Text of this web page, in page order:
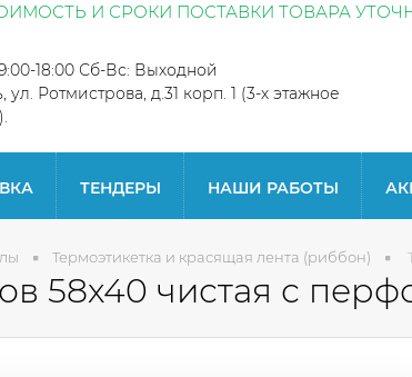
И СРОКИ ПОСТАВКИ ТОВАРА
18:00 Сб-Вс: Выходной
ул. Ротмистрова, д.31 корп. 1 (3-х этажное
ТЕНДЕРЫ НАШИ РАБОТЫ
Термоэтикетка и красящая лента (риббон)
58х40 чистая с